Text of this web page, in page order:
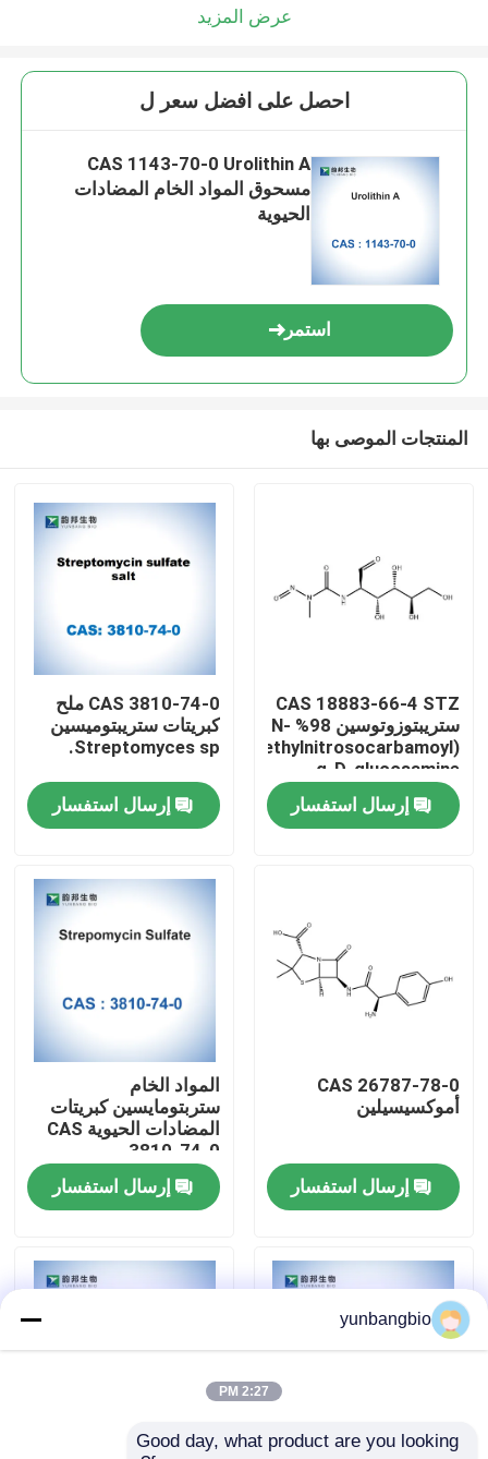
مسكن
معلومات عنا
مراقبة الجودة
اتصل بنا
حالات
الكواشف البيوكيميائية
عرض المزيد
احصل على افضل سعر ل
CAS 1143-70-0 Urolithin A
مسحوق المواد الخام المضادات
الحيوية
استمر
المنتجات الموصى بها
CAS 18883-66-4 STZ
ستريبتوزوتوسين 98% N-
((Methylnitrosocarbamoyl)
-α-D-glucosamine
إرسال استفسار
CAS 3810-74-0 ملح
كبريتات ستريبتوميسين
Streptomyces sp.
إرسال استفسار
CAS 26787-78-0
أموكسيسيلين
إرسال استفسار
المواد الخام
ستربتومايسين كبريتات
المضادات الحيوية CAS
3810-74-0
إرسال استفسار
yunbangbio
2:27 PM
Good day, what product are you looking